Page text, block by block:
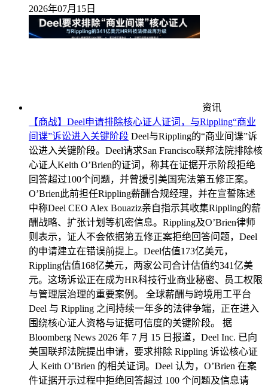
2026年07月15日
资讯
【商战】Deel申请排除核心证人证词，与Rippling“商业
间谍”诉讼进入关键阶段 Deel与Rippling的“商业间谍”诉
讼进入关键阶段。Deel请求San Francisco联邦法院排除核
心证人Keith O’Brien的证词，称其在证据开示阶段拒绝
回答超过100个问题，并曾援引美国宪法第五修正案。
O’Brien此前担任Rippling薪酬合规经理，并在宣誓陈述
中称Deel CEO Alex Bouaziz亲自指示其收集Rippling的薪
酬战略、扩张计划等机密信息。Rippling及O’Brien律师
则表示，证人不会依据第五修正案拒绝回答问题，Deel
的申请建立在错误前提上。Deel估值173亿美元，
Rippling估值168亿美元，两家公司合计估值约341亿美
元。这场诉讼正在成为HR科技行业商业秘密、员工权限
与管理层治理的重要案例。 全球薪酬与跨境用工平台
Deel 与 Rippling 之间持续一年多的法律争端，正在进入
围绕核心证人资格与证据可信度的关键阶段。 据
Bloomberg News 2026 年 7 月 15 日报道，Deel Inc. 已向
美国联邦法院提出申请，要求排除 Rippling 诉讼核心证
人 Keith O’Brien 的相关证词。Deel 认为，O’Brien 在案
件证据开示过程中拒绝回答超过 100 个问题及信息请